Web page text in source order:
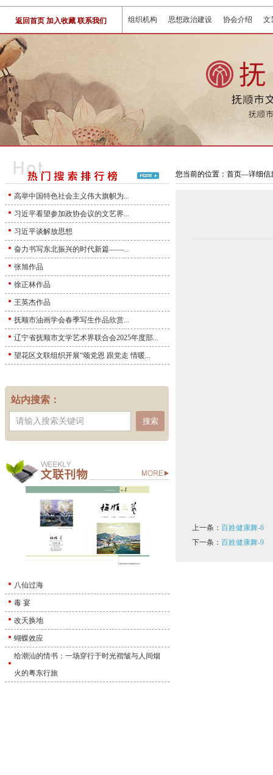
返回首页 加入收藏 联系我们 组织机构 思想政治建设 协会介绍 文
高举中国特色社会主义伟大旗帜为...
习近平看望参加政协会议的文艺界...
习近平谈解放思想
奋力书写东北振兴的时代新篇——...
张旭作品
徐正林作品
王英杰作品
抚顺市油画学会春季写生作品欣赏...
辽宁省抚顺市文学艺术界联合会2025年度部...
望花区文联组织开展“颂党恩 跟党走 情暖...
站内搜索：
搜索
八仙过海
毒 宴
改天换地
蝴蝶效应
给潮汕的情书：一场穿行于时光褶皱与人间烟
火的粤东行旅
您当前的位置：首页—详细
上一条： 百姓健康舞-6
下一条： 百姓健康舞-9